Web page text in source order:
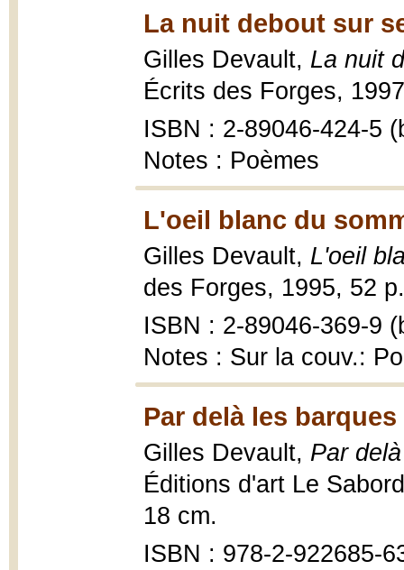
La nuit debout sur
Gilles Devault, La nuit
Écrits des Forges,
ISBN : 2-89046-424-5
Notes : Poèmes
L'oeil blanc du
Gilles Devault, L'oeil
des Forges, 1995, 52
ISBN : 2-89046-369-9
Notes : Sur la couv.:
Par delà les
Gilles Devault, Par
Éditions d'art Le
18 cm.
ISBN : 978-2-922685-